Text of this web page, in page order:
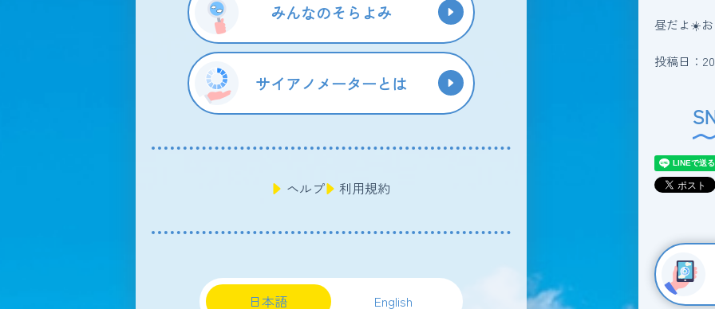
みんなのそらよみ
サイアノメーターとは
ヘルプ 利用規約
日本語 English
昼だよ☀️お
投稿日：